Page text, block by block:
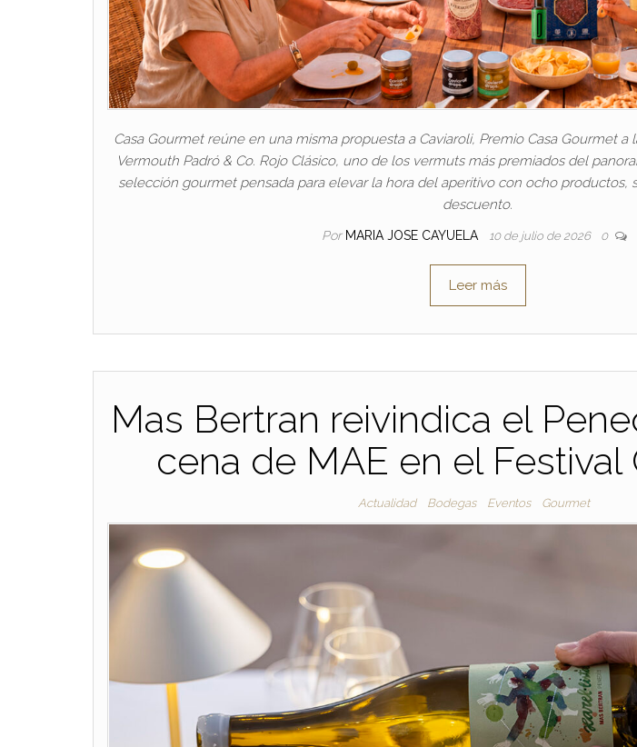
Casa Gourmet reúne en una misma propuesta a Caviaroli, Premio Casa Gourmet a
Vermouth Padró & Co. Rojo Clásico, uno de los vermuts más premiados del
selección gourmet pensada para elevar la hora del aperitivo con ocho productos,
descuento.
Por MARIA JOSE CAYUELA 10 de julio de 2026 0
Leer más
Mas Bertran reivindica el
cena de MAE en el Festival
Actualidad Bodegas Eventos Gourmet